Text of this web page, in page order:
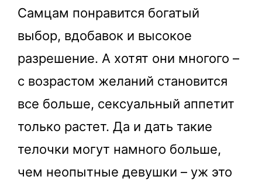
Самцам понравится богатый
выбор, вдобавок и высокое
разрешение. А хотят они многого –
с возрастом желаний становится
все больше, сексуальный аппетит
только растет. Да и дать такие
телочки могут намного больше,
чем неопытные девушки – уж это